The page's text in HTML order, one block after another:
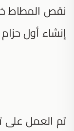
نقص المطاط
إنشاء أول
تم العمل على